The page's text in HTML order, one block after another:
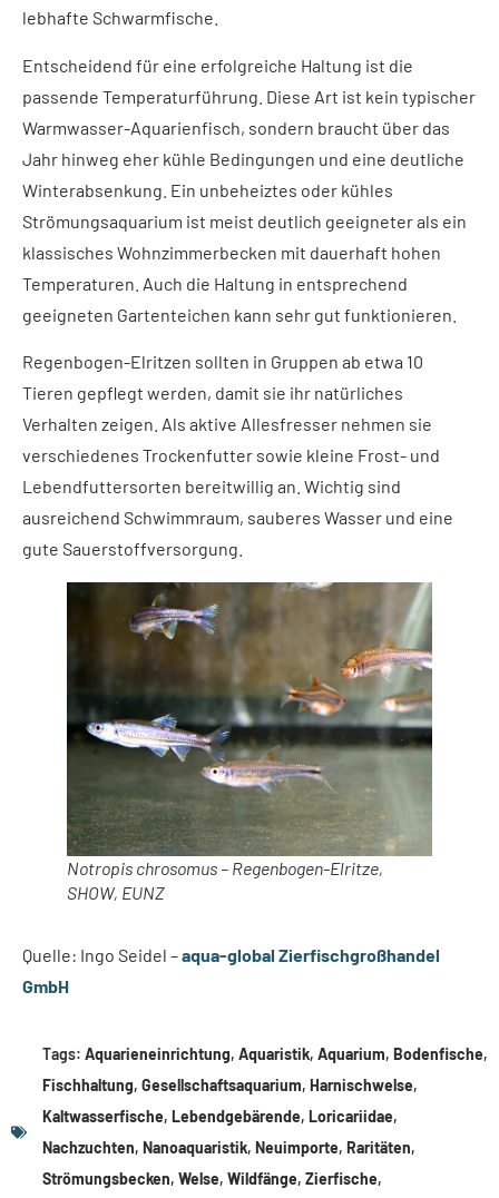
lebhafte Schwarmfische.
Entscheidend für eine erfolgreiche Haltung ist die
passende Temperaturführung. Diese Art ist kein typischer
Warmwasser-Aquarienfisch, sondern braucht über das
Jahr hinweg eher kühle Bedingungen und eine deutliche
Winterabsenkung. Ein unbeheiztes oder kühles
Strömungsaquarium ist meist deutlich geeigneter als ein
klassisches Wohnzimmerbecken mit dauerhaft hohen
Temperaturen. Auch die Haltung in entsprechend
geeigneten Gartenteichen kann sehr gut funktionieren.
Regenbogen-Elritzen sollten in Gruppen ab etwa 10
Tieren gepflegt werden, damit sie ihr natürliches
Verhalten zeigen. Als aktive Allesfresser nehmen sie
verschiedenes Trockenfutter sowie kleine Frost- und
Lebendfuttersorten bereitwillig an. Wichtig sind
ausreichend Schwimmraum, sauberes Wasser und eine
gute Sauerstoffversorgung.
Notropis chrosomus – Regenbogen-Elritze,
SHOW, EUNZ
Quelle: Ingo Seidel –aqua-global Zierfischgroßhandel
GmbH
Tags: Aquarieneinrichtung, Aquaristik, Aquarium, Bodenfische,
Fischhaltung, Gesellschaftsaquarium, Harnischwelse,
Kaltwasserfische, Lebendgebärende, Loricariidae,
Nachzuchten, Nanoaquaristik, Neuimporte, Raritäten,
Strömungsbecken, Welse, Wildfänge, Zierfische,